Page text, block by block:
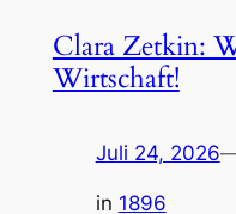
Clara Zetkin:
Wirtschaft!
Juli 24, 2026
in 1896